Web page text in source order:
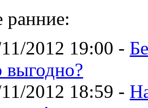
ранние:
2012 19:00 -
выгодно?
2012 18:59 -